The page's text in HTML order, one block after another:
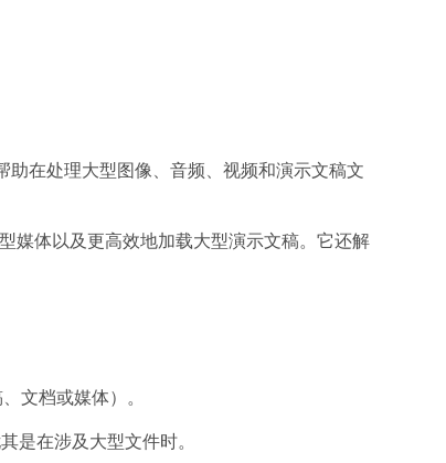
在处理大型图像、音频、视频和演示文稿文
媒体以及更高效地加载大型演示文稿。它还解
文档或媒体）。
是在涉及大型文件时。